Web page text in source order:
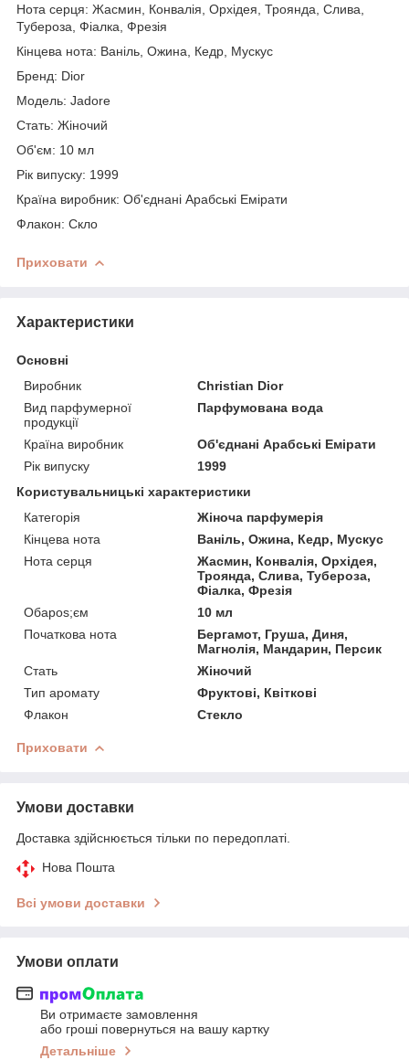
Нота серця: Жасмин, Конвалія, Орхідея, Троянда, Слива,
Тубероза, Фіалка, Фрезія
Кінцева нота: Ваніль, Ожина, Кедр, Мускус
Бренд: Dior
Модель: Jadore
Стать: Жіночий
Об'єм: 10 мл
Рік випуску: 1999
Країна виробник: Об'єднані Арабські Емірати
Флакон: Скло
Приховати
Характеристики
Основні
Виробник
Christian Dior
Вид парфумерної
продукції
Парфумована вода
Країна виробник
Об'єднані Арабські Емірати
Рік випуску
1999
Користувальницькі характеристики
Категорія
Жіноча парфумерія
Кінцева нота
Ваніль, Ожина, Кедр, Мускус
Нота серця
Жасмин, Конвалія, Орхідея,
Троянда, Слива, Тубероза,
Фіалка, Фрезія
Обapos;єм
10 мл
Початкова нота
Бергамот, Груша, Диня,
Магнолія, Мандарин, Персик
Стать
Жіночий
Тип аромату
Фруктові, Квіткові
Флакон
Стекло
Приховати
Умови доставки
Доставка здійснюється тільки по передоплаті.
Нова Пошта
Всі умови доставки
Умови оплати
Ви отримаєте замовлення
або гроші повернуться на вашу картку
Детальніше